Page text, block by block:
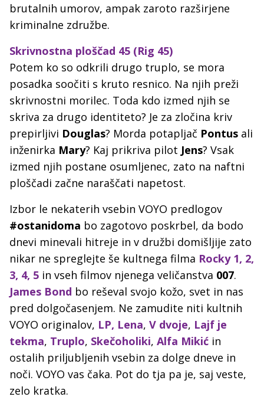
brutalnih umorov, ampak zaroto razširjene
kriminalne združbe.
Skrivnostna ploščad 45 (Rig 45)
Potem ko so odkrili drugo truplo, se mora
posadka soočiti s kruto resnico. Na njih preži
skrivnostni morilec. Toda kdo izmed njih se
skriva za drugo identiteto? Je za zločina kriv
prepirljivi Douglas? Morda potapljač Pontus ali
inženirka Mary? Kaj prikriva pilot Jens? Vsak
izmed njih postane osumljenec, zato na naftni
ploščadi začne naraščati napetost.
Izbor le nekaterih vsebin VOYO predlogov
#ostanidoma bo zagotovo poskrbel, da bodo
dnevi minevali hitreje in v družbi domišljije zato
nikar ne spreglejte še kultnega filma Rocky 1, 2,
3, 4, 5 in vseh filmov njenega veličanstva 007.
James Bond bo reševal svojo kožo, svet in nas
pred dolgočasenjem. Ne zamudite niti kultnih
VOYO originalov, LP, Lena, V dvoje, Lajf je
tekma, Truplo, Skečoholiki, Alfa Mikić in
ostalih priljubljenih vsebin za dolge dneve in
noči. VOYO vas čaka. Pot do tja pa je, saj veste,
zelo kratka.